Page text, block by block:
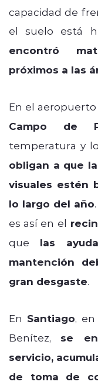
capacidad de
el suelo está
encontró
próximos a las
En el
Campo de
temperatura y
obligan a que
visuales estén
lo largo del año
es así en el
que las
mantención
gran desgaste.
En Santiago, en
Benítez, se
servicio,
de toma de